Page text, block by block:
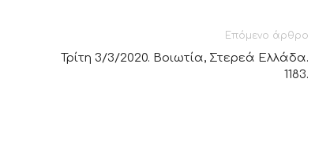
Επόμενο άρθρο
Τρίτη 3/3/2020. Βοιωτία, Στερεά Ελλάδα.
1183.